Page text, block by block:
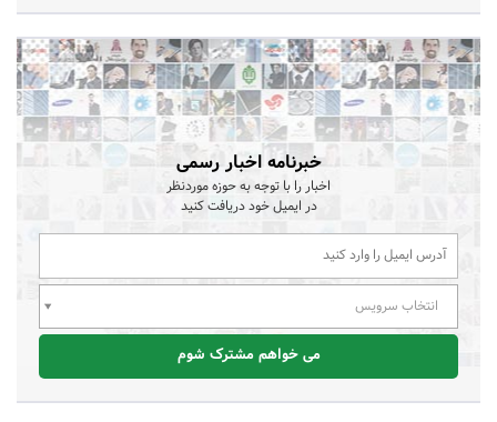
خبرنامه اخبار رسمی
اخبار را با توجه به حوزه موردنظر
در ایمیل خود دریافت کنید
انتخاب سرویس
می خواهم مشترک شوم